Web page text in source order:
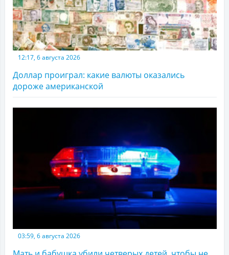
12:17, 6 августа 2026
Доллар проиграл: какие валюты оказались
дороже американской
03:59, 6 августа 2026